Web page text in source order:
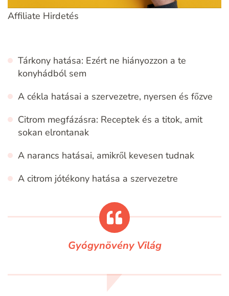
Affiliate Hirdetés
Tárkony hatása: Ezért ne hiányozzon a te
konyhádból sem
A cékla hatásai a szervezetre, nyersen és főzve
Citrom megfázásra: Receptek és a titok, amit
sokan elrontanak
A narancs hatásai, amikről kevesen tudnak
A citrom jótékony hatása a szervezetre
Gyógynövény Világ